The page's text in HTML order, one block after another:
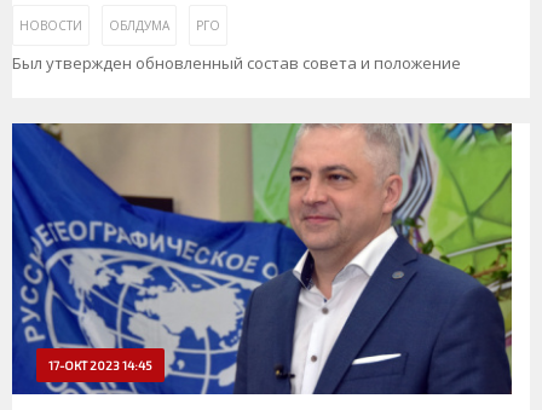
НОВОСТИ ОБЛДУМА РГО
Был утвержден обновленный состав совета и положение
17-ОКТ 2023 14:45